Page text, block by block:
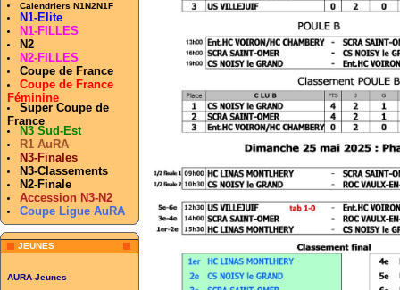
Calendriers N1N2N1F
N1-Elite
N1-FILLES
N2
N2-FILLES
Coupe de France
Coupe de France
Féminine
Super Coupe de
France
N3 Sud-Est
R1 AuRA
N3-Finales
N3-Classements
N2-Finale
Accession N3-N2
Coupe Ligue AuRA
JEUNES
AURA-Jeunes